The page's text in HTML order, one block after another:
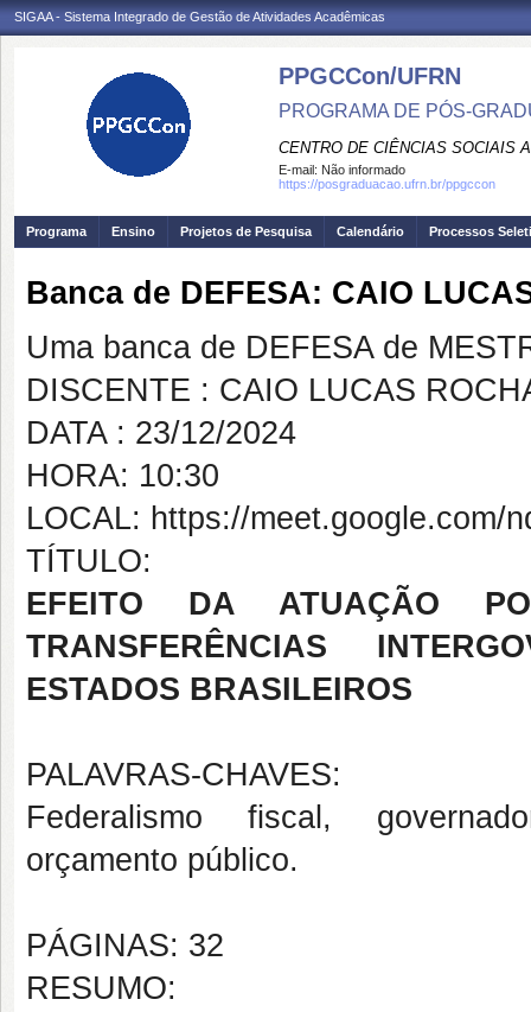
SIGAA - Sistema Integrado de Gestão de Atividades Acadêmicas
PPGCCon/UFRN
PROGRAMA DE PÓS-
CENTRO DE CIÊNCIAS SOCIAIS
E-mail: Não informado
https://posgraduacao.ufrn.br/ppgccon
Programa Ensino Projetos de Pesquisa Calendário Processos
Banca de DEFESA: CAIO
Uma banca de DEFESA de
DISCENTE : CAIO LUCAS
DATA : 23/12/2024
HORA: 10:30
LOCAL: https://meet.google.com/
TÍTULO:
EFEITO DA ATUAÇÃO
TRANSFERÊNCIAS
ESTADOS BRASILEIROS
PALAVRAS-CHAVES:
Federalismo fiscal,
orçamento público.
PÁGINAS: 32
RESUMO: